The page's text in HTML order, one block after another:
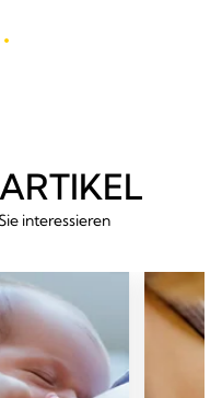
interessieren